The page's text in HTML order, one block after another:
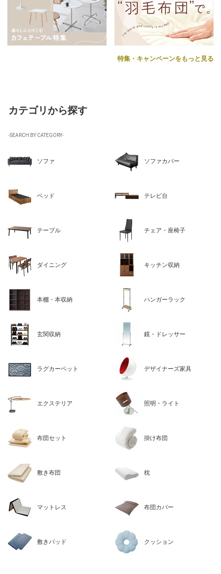
特集・キャンペーンをもっと見る
カテゴリから探す
-SEARCH BY CATEGORY-
ソファ ソファカバー
ベッド テレビ台
テーブル チェア・座椅子
ダイニング キッチン収納
本棚・本収納 ハンガーラック
玄関収納 鏡・ドレッサー
ラグカーペット デザイナーズ家具
エクステリア 照明・ライト
布団セット 掛け布団
敷き布団 枕
マットレス 布団カバー
敷きパッド クッション